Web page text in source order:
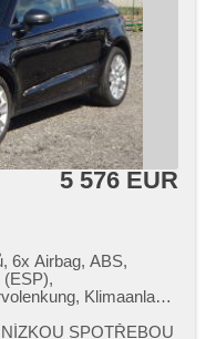
5 576 EUR
6x Airbag, ABS,
(ESP),
Klimaanlage,
Navigation,SPOTŘEBOU